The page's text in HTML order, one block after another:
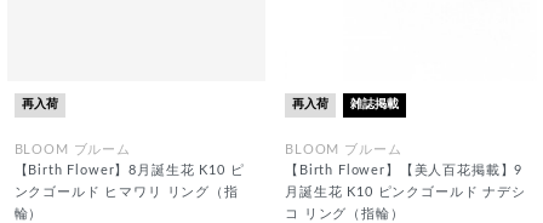
再入荷
BLOOM ブルーム
【Birth Flower】8月誕生花 K10 ピ
ンクゴールド ヒマワリ リング（指
輪）
再入荷 雑誌掲載
BLOOM ブルーム
【Birth Flower】【美人百花掲載】9
月誕生花 K10 ピンクゴールド ナデシ
コ リング（指輪）